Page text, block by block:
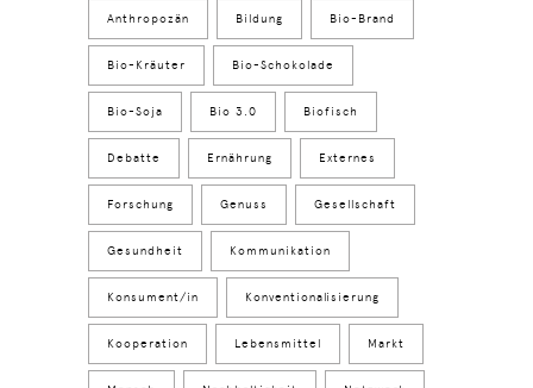
Anthropozän Bildung Bio-Brand
Bio-Kräuter Bio-Schokolade
Bio-Soja Bio 3.0 Biofisch
Debatte Ernährung Externes
Forschung Genuss Gesellschaft
Gesundheit Kommunikation
Konsument/in Konventionalisierung
Kooperation Lebensmittel Markt